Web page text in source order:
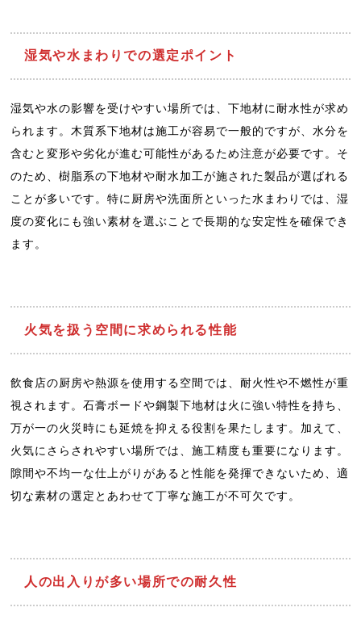
湿気や水まわりでの選定ポイント
湿気や水の影響を受けやすい場所では、下地材に耐水性が求め
られます。木質系下地材は施工が容易で一般的ですが、水分を
含むと変形や劣化が進む可能性があるため注意が必要です。そ
のため、樹脂系の下地材や耐水加工が施された製品が選ばれる
ことが多いです。特に厨房や洗面所といった水まわりでは、湿
度の変化にも強い素材を選ぶことで長期的な安定性を確保でき
ます。
火気を扱う空間に求められる性能
飲食店の厨房や熱源を使用する空間では、耐火性や不燃性が重
視されます。石膏ボードや鋼製下地材は火に強い特性を持ち、
万が一の火災時にも延焼を抑える役割を果たします。加えて、
火気にさらされやすい場所では、施工精度も重要になります。
隙間や不均一な仕上がりがあると性能を発揮できないため、適
切な素材の選定とあわせて丁寧な施工が不可欠です。
人の出入りが多い場所での耐久性